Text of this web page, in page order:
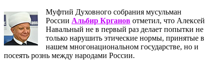
Муфтий Духовного собрания мусульман
России Альбир Крганов отметил, что Алексей
Навальный не в первый раз делает попытки не
только нарушить этические нормы, принятые в
нашем многонациональном государстве, но и
посеять рознь между народами России.